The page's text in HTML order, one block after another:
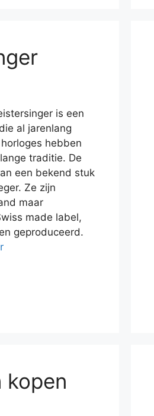
is een
al jarenlang
hebben
traditie. De
een bekend stuk
Ze zijn
maar
made label,
geproduceerd.
kopen